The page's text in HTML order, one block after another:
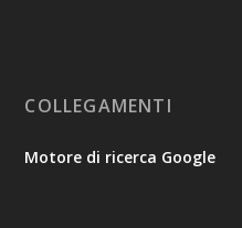
COLLEGAMENTI
Motore di ricerca Google